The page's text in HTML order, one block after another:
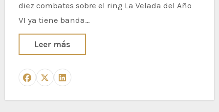
diez combates sobre el ring La Velada del Año
VI ya tiene banda…
Leer más